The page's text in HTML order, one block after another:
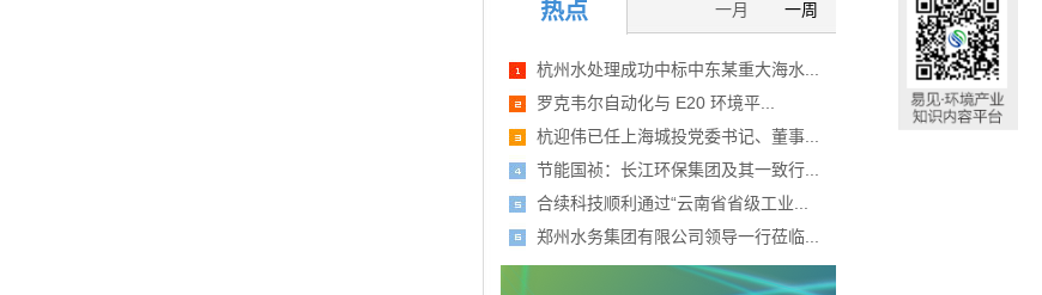
热点 一周
一月
杭州水处理成功中标中东某重大海水...
罗克韦尔自动化与 E20 环境平...
杭迎伟已任上海城投党委书记、董事...
节能国祯：长江环保集团及其一致行...
合续科技顺利通过“云南省省级工业...
郑州水务集团有限公司领导一行莅临...